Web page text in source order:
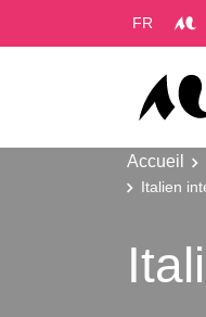
FR
Accueil
Italien